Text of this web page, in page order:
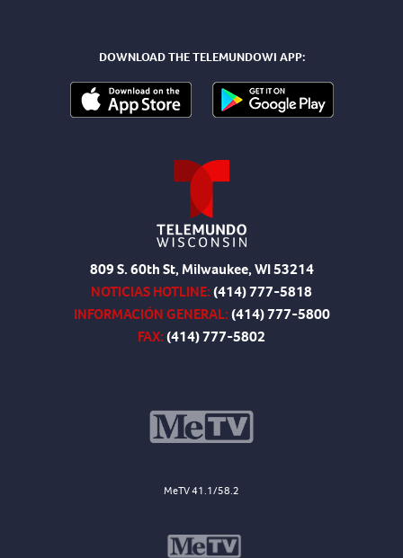
DOWNLOAD THE TELEMUNDOWI APP:
809 S. 60th St, Milwaukee, WI 53214
NOTICIAS HOTLINE:(414) 777-5818
INFORMACIÓN GENERAL:(414) 777-5800
FAX:(414) 777-5802
MeTV 41.1/58.2